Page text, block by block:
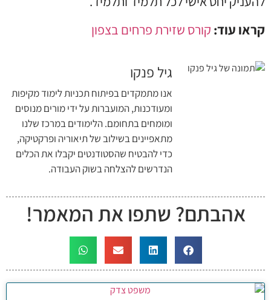
קראו עוד: קורס שזירת פרחים בצפון
גיל פנקו
אנו מתמקדים בפיתוח תכניות לימוד מקיפות
ומעודכנות, המועברות על ידי מורים מנוסים
ומומחים בתחומם. הלימודים במרכז שלנו
מתאפיינים בשילוב של תיאוריה ופרקטיקה,
כדי להבטיח שהסטודנטים יקבלו את הכלים
הנדרשים להצלחה בשוק העבודה.
אהבתם? שתפו את המאמר!